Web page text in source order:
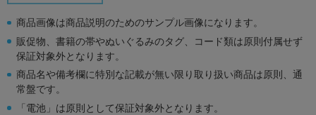
商品画像は商品説明のためのサンプル画像になります。
販促物、書籍の帯やぬいぐるみのタグ、コード類は原則付属せず
保証対象外となります。
商品名や備考欄に特別な記載が無い限り取り扱い商品は原則、通
常盤です。
「電池」は原則として保証対象外となります。